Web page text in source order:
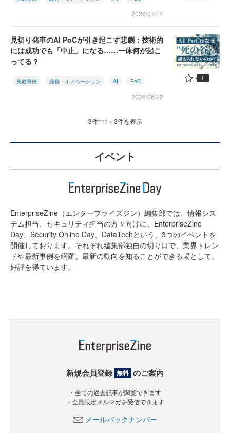
2026/07/14
見切り発車のAI PoCが引き起こす悲劇：技術的
には成功でも「中止」になる……一体何が起こ
ってる？
失敗事例 経営・イノベーション AI PoC
2026/06/22
1
3件中1～3件を表示
イベント
EnterpriseZine（エンタープライズジン）編集部では、情報シス
テム担当、セキュリティ担当の方々向けに、EnterpriseZine
Day、Security Online Day、DataTechという、3つのイベントを
開催しております。それぞれ編集部独自の切り口で、業界トレン
ドや最新事例を網羅。最新の動向を知ることができる場として、
好評を得ています。
新規会員登録 無料 のご案内
・全ての過去記事が閲覧できます
・会員限定メルマガを受信できます
メールバックナンバー